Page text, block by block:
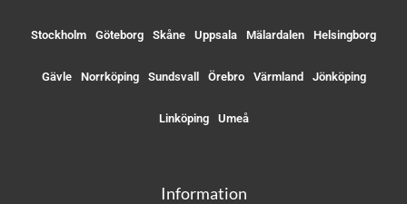
Stockholm Göteborg Skåne Uppsala Mälardalen Helsingborg
Gävle Norrköping Sundsvall Örebro Värmland Jönköping
Linköping Umeå
Information